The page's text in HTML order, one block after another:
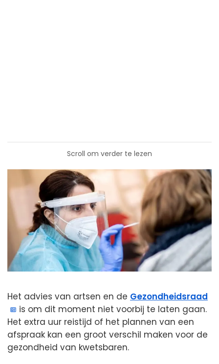
Scroll om verder te lezen
Het advies van artsen en de Gezondheidsraad
is om dit moment niet voorbij te laten gaan.
Het extra uur reistijd of het plannen van een
afspraak kan een groot verschil maken voor de
gezondheid van kwetsbaren.